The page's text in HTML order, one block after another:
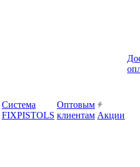
Система
FIXPISTOLS
Оптовым
клиентам Акции